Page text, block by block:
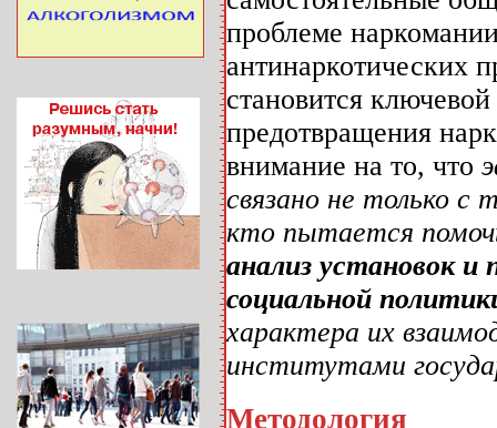
проблеме
антинаркотических
становится
предотвращения
внимание на то, что
связано не только
кто пытается
анализ установок
социальной
характера их
институтами
Методология